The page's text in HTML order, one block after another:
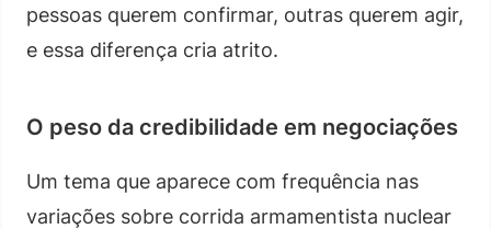
pessoas querem confirmar, outras querem agir,
e essa diferença cria atrito.
O peso da credibilidade em negociações
Um tema que aparece com frequência nas
variações sobre corrida armamentista nuclear